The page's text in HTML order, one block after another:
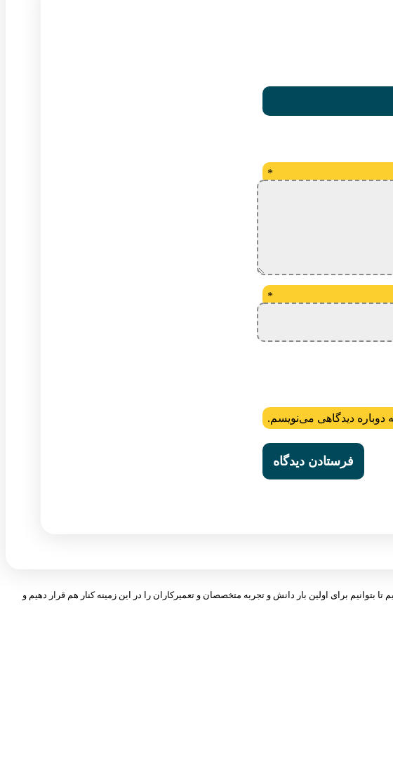
*
*
دوباره دیدگاهی می‌نویسم.
برای اولین بار دانش و تجربه متخصصان و تعمیرکاران را در این زمینه کنار هم قرار دهیم و